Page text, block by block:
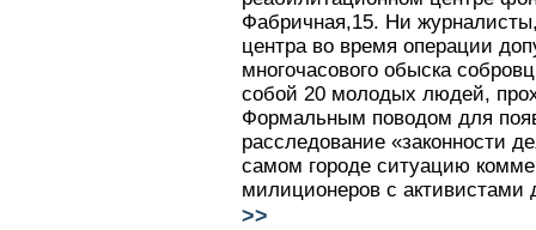
Фабричная,15. Ни
центра во время операции
многочасового обыска
собой 20 молодых людей,
Формальным поводом для
расследование «законности
самом городе ситуацию
милиционеров с активистами
>>